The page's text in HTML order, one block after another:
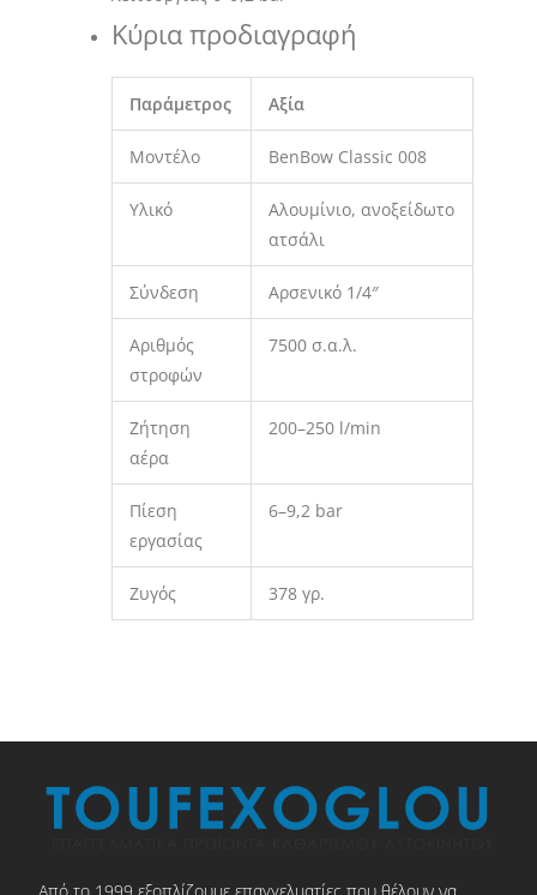
Κύρια προδιαγραφή
Παράμετρος Αξία
Μοντέλο BenBow Classic 008
Υλικό
Αλουμίνιο, ανοξείδωτο
ατσάλι
Σύνδεση Αρσενικό 1/4″
Αριθμός
στροφών
7500 σ.α.λ.
Ζήτηση
αέρα
200–250 l/min
Πίεση
εργασίας
6–9,2 bar
Ζυγός 378 γρ.